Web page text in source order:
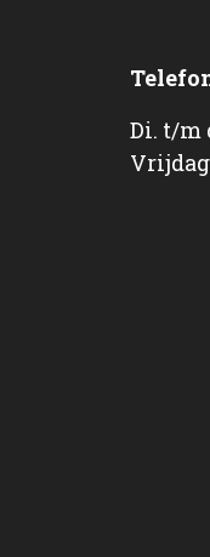
Di. t/m